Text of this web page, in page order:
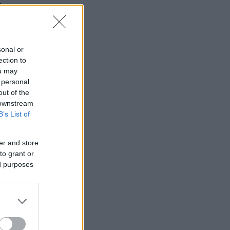
or
to
may
of the
List of
and store
grant or
purposes